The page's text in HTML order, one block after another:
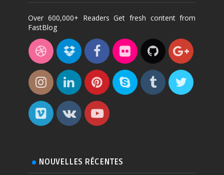
Over 600,000+ Readers Get fresh content from
FastBlog
NOUVELLES RÉCENTES